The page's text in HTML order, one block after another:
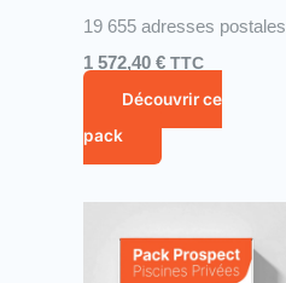
19 655 adresses postales
1 572,40€ TTC
Découvrir ce
pack